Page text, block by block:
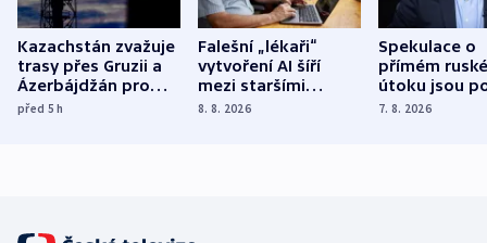
Kazachstán zvažuje
trasy přes Gruzii a
Ázerbájdžán pro
vývoz ropy do
před 5h
Falešní „lékaři“
vytvoření AI šíří
mezi staršími
Poláky nebezpečné
8. 8. 2026
Spekulace o
přímém
útoku jsou
míní
7. 8. 2026